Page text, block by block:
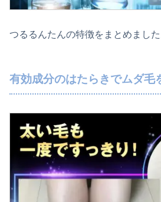
つるるんたんの特徴をまとめました
有効成分のはたらきでムダ毛